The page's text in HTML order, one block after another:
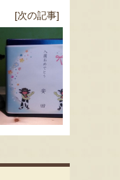
[次の記事]